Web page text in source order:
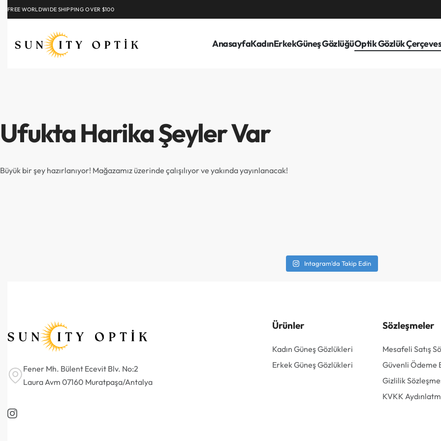
FREE WORLDWIDE SHIPPING OVER $100
AnasayfaKadınErkekGüneş GözlüğüOptik Gözlük
Ufukta Harika Şeyler Var
Büyük bir şey hazırlanıyor! Mağazamız üzerinde çalışılıyor ve yakında yayınlanacak!
Intagram'da Takip Edin
Fener Mh. Bülent Ecevit Blv. No:2
Laura Avm 07160 Muratpaşa/Antalya
Ürünler
Kadın Güneş Gözlükleri
Erkek Güneş Gözlükleri
Sözleşmeler
Mesafeli Satış
Güvenli Ödeme
Gizlilik
KVKK